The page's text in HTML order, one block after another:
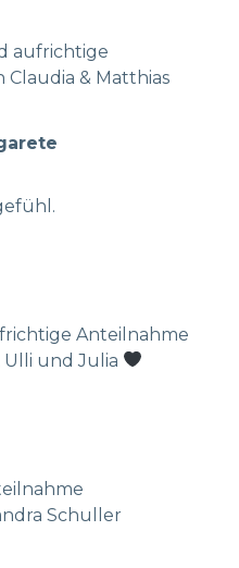
aufrichtige
& Matthias
Anteilnahme
und Julia
Schuller